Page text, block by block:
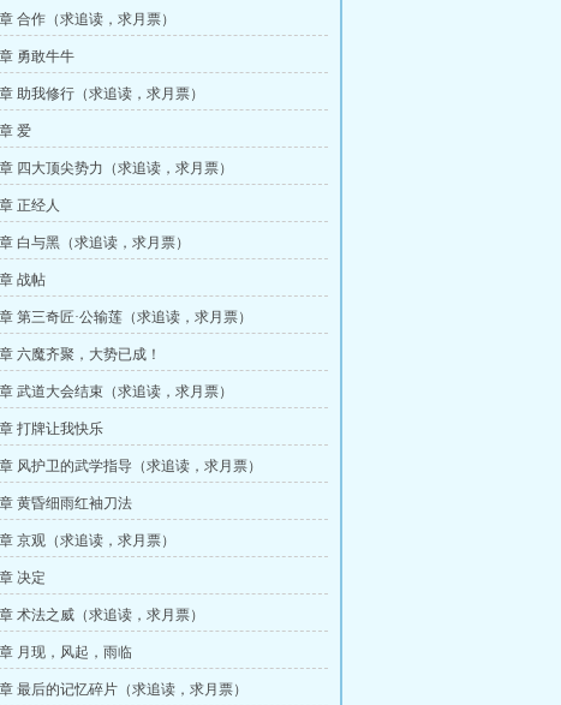
合作（求追读，求月票）
勇敢牛牛
助我修行（求追读，求月票）
爱
四大顶尖势力（求追读，求月票）
正经人
白与黑（求追读，求月票）
战帖
第三奇匠·公输莲（求追读，求月票）
六魔齐聚，大势已成！
武道大会结束（求追读，求月票）
打牌让我快乐
风护卫的武学指导（求追读，求月票）
黄昏细雨红袖刀法
京观（求追读，求月票）
决定
术法之威（求追读，求月票）
月现，风起，雨临
最后的记忆碎片（求追读，求月票）